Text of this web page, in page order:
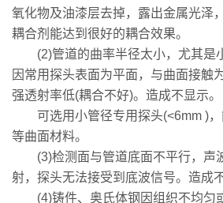
氧化物及油漆层去掉，露出金属光泽
耦合剂能达到很好的耦合效果。
(2)管道的曲率半径太小，尤其是小
因常用探头表面为平面，与曲面接触
强透射率低(耦合不好)。造成不显示。
可选用小管径专用探头(<6mm )，
等曲面材料。
(3)检测面与管道底面不平行，声
射，探头无法接受到底波信号。造成
(4)铸件、奥氏体钢因组织不均匀